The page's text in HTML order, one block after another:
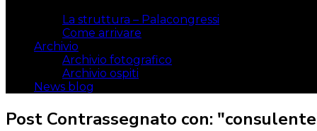
La struttura – Palacongressi
Come arrivare
Archivio
Archivio fotografico
Archivio ospiti
News blog
Post Contrassegnato con: